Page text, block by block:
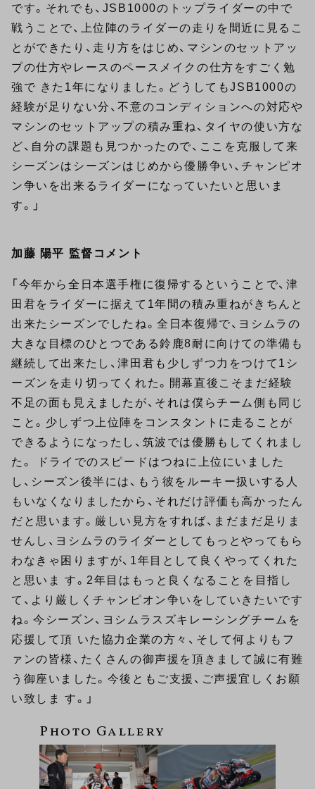
です。それでも、JSB1000のトップライダーの中で
戦うことで、上位陣のライダーの走りを間近に見るこ
とができたり、走り方をはじめ、マシンのセットアッ
プの仕方やレースのペースメイクの仕方をすごく勉
強で きた1年になりました。どうしてもJSB1000の
経験が足りない分、不意のコンディションへの対応や
マシンのセットアップの積み重ね、タイヤの使い方な
ど、自分の課題も見つかったので、ここを克服して来
シーズンはシーズンはじめから優勝争い、チャンピオ
ン争いを出来るライダーになっていたいと思いま
す。」
加藤 陽平 監督コメント
「今年から全日本選手権に復帰するということで、津
田君をライダーに据えて1年間の積み重ねがきちんと
出来たシーズンでしたね。全日本復帰で、ヨシムラの
大きな目標のひとつである鈴鹿8耐に向けての準備も
継続して出来たし、津田君も少しずつ力をつけて1シ
ーズンを走り切ってくれた。開幕直後こそまだ経験
不足の面も見えましたが、それは僕らチーム側も同じ
こと。少しずつ上位陣をコンスタントに走ることが
できるようになったし、筑波では優勝もしてくれまし
た。 ドライでのスピードはつねに上位にいました
し、シーズン後半には、もう彼をルーキー扱いする人
もいなくなりましたから、それだけ評価も高かったん
だと思います。厳しい見方をすれば、まだまだ足りま
せんし、ヨシムラのライダーとしてもっとやってもら
わなきゃ困りますが、1年目として良くやってくれた
と思いま す。2年目はもっと良くなることを目指し
て、より厳しくチャンピオン争いをしていきたいです
ね。今シーズン、ヨシムラスズキレーシングチームを
応援して頂 いた協力企業の方々、そして何よりもフ
ァンの皆様、たくさんの御声援を頂きまして誠に有難
う御座いました。今後ともご支援、ご声援宜しくお願
い致しま す。」